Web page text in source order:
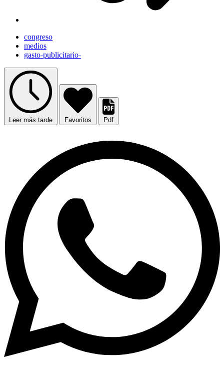
congreso
medios
gasto-publicitario-
Leer más tarde Favoritos Pdf